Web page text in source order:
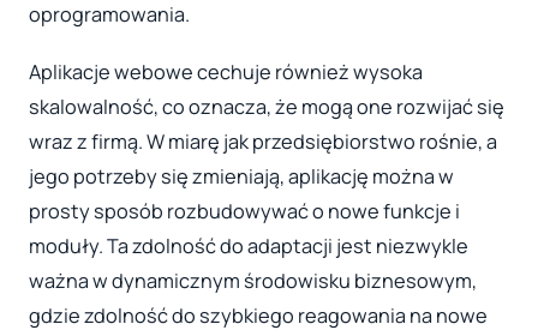
oprogramowania.
Aplikacje webowe cechuje również wysoka
skalowalność, co oznacza, że mogą one rozwijać się
wraz z firmą. W miarę jak przedsiębiorstwo rośnie, a
jego potrzeby się zmieniają, aplikację można w
prosty sposób rozbudowywać o nowe funkcje i
moduły. Ta zdolność do adaptacji jest niezwykle
ważna w dynamicznym środowisku biznesowym,
gdzie zdolność do szybkiego reagowania na nowe